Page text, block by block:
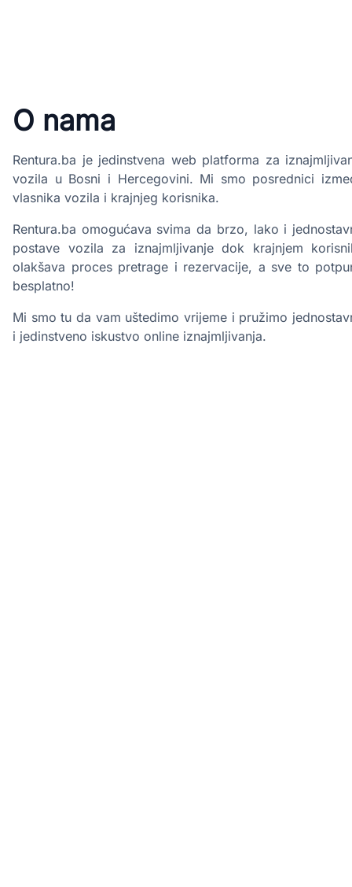
O nama
Rentura.ba je jedinstvena web platforma za
vozila u Bosni i Hercegovini. Mi smo posrednici
vlasnika vozila i krajnjeg korisnika.
Rentura.ba omogućava svima da brzo, lako i
postave vozila za iznajmljivanje dok krajnjem
olakšava proces pretrage i rezervacije, a sve to
besplatno!
Mi smo tu da vam uštedimo vrijeme i pružimo
i jedinstveno iskustvo online iznajmljivanja.